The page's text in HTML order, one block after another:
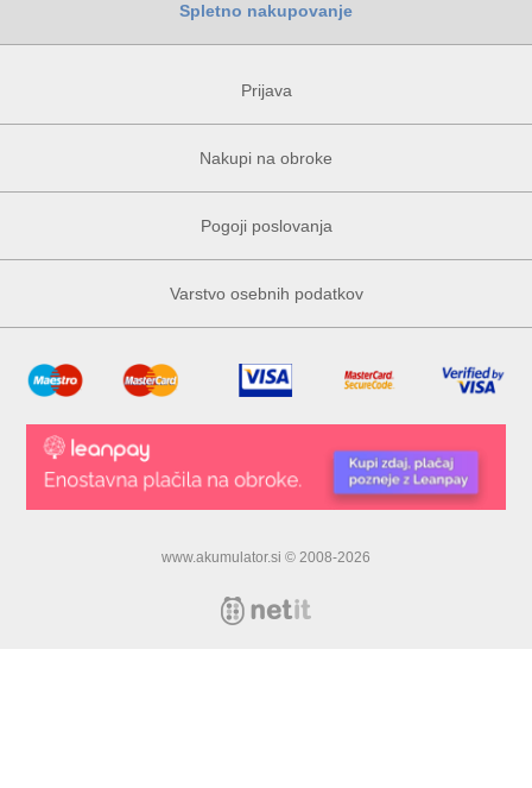
Spletno nakupovanje
Prijava
Nakupi na obroke
Pogoji poslovanja
Varstvo osebnih podatkov
www.akumulator.si © 2008-2026